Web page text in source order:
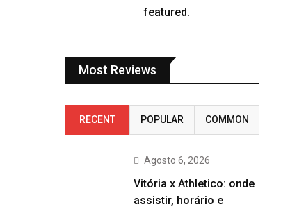
featured.
Most Reviews
RECENT POPULAR COMMON
Agosto 6, 2026
Vitória x Athletico: onde
assistir, horário e